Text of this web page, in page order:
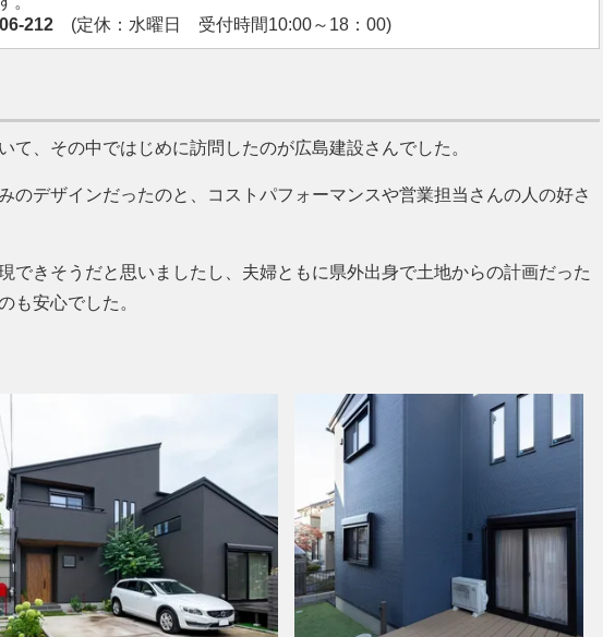
212 (定休：水曜日 受付時間10:00～18：00)
て、その中ではじめに訪問したのが広島建設さんでした。
のデザインだったのと、コストパフォーマンスや営業担当さんの人の好さ
できそうだと思いましたし、夫婦ともに県外出身で土地からの計画だった
も安心でした。